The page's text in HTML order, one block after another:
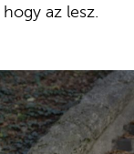
az lesz.